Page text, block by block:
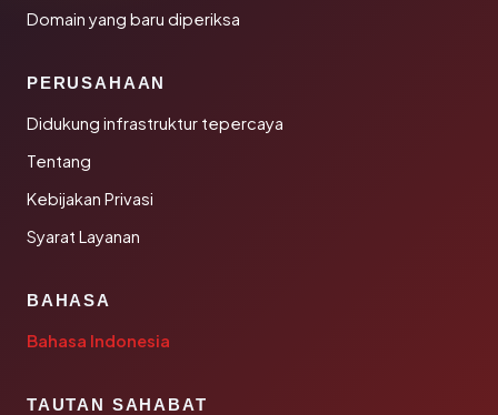
Domain yang baru diperiksa
PERUSAHAAN
Didukung infrastruktur tepercaya
Tentang
Kebijakan Privasi
Syarat Layanan
BAHASA
Bahasa Indonesia
TAUTAN SAHABAT